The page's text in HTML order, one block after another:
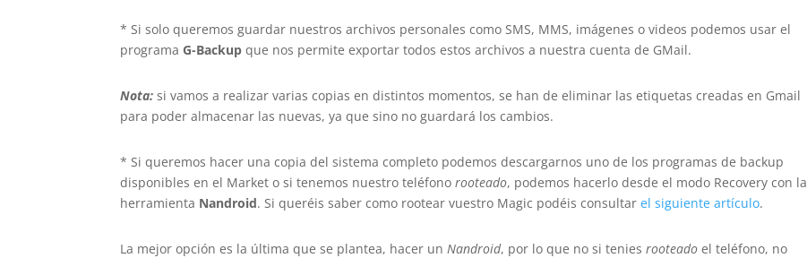
* Si solo queremos guardar nuestros archivos personales como SMS, MMS, imágenes o videos podemos usar el
programa G-Backup que nos permite exportar todos estos archivos a nuestra cuenta de GMail.
Nota: si vamos a realizar varias copias en distintos momentos, se han de eliminar las etiquetas creadas en Gmail
para poder almacenar las nuevas, ya que sino no guardará los cambios.
* Si queremos hacer una copia del sistema completo podemos descargarnos uno de los programas de backup
disponibles en el Market o si tenemos nuestro teléfonorooteado, podemos hacerlo desde el modo Recovery con la
herramienta Nandroid. Si queréis saber como rootear vuestro Magic podéis consultarel siguiente artículo.
La mejor opción es la última que se plantea, hacer unNandroid, por lo que no si teniesrooteado el teléfono, no